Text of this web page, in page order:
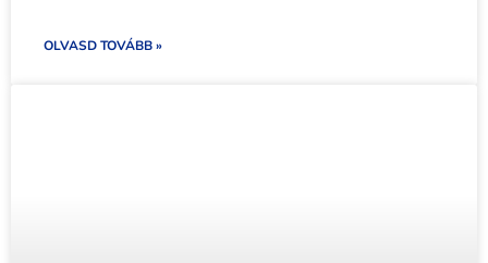
OLVASD TOVÁBB »